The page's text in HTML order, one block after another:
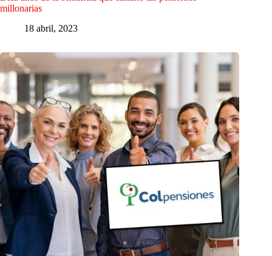
millonarias
18 abril, 2023